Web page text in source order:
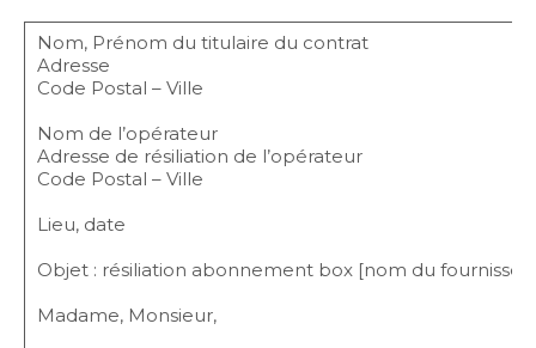
Nom, Prénom du titulaire du contrat
Adresse
Code Postal – Ville
Nom de l’opérateur
Adresse de résiliation de l’opérateur
Code Postal – Ville
Lieu, date
Objet : résiliation abonnement box [nom du
Madame, Monsieur,